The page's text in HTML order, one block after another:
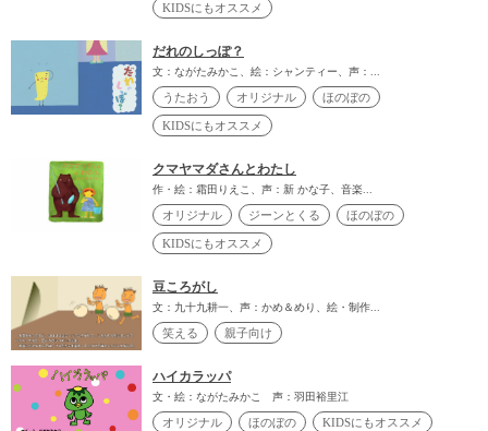
KIDSにもオススメ
だれのしっぽ？
文：ながたみかこ、絵：シャンティー、声：...
うたおう オリジナル ほのぼの
KIDSにもオススメ
クマヤマダさんとわたし
作・絵：霜田りえこ、声：新 かな子、音楽...
オリジナル ジーンとくる ほのぼの
KIDSにもオススメ
豆ころがし
文：九十九耕一、声：かめ＆めり、絵・制作...
笑える 親子向け
ハイカラッパ
文・絵：ながたみかこ 声：羽田裕里江
オリジナル ほのぼの KIDSにもオススメ